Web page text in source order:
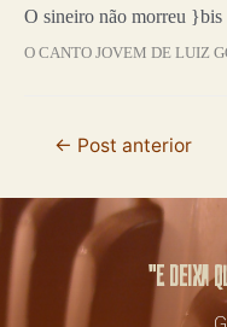
O sineiro não morreu }bis
O CANTO JOVEM DE LUIZ
← Post anterior
"E deixa